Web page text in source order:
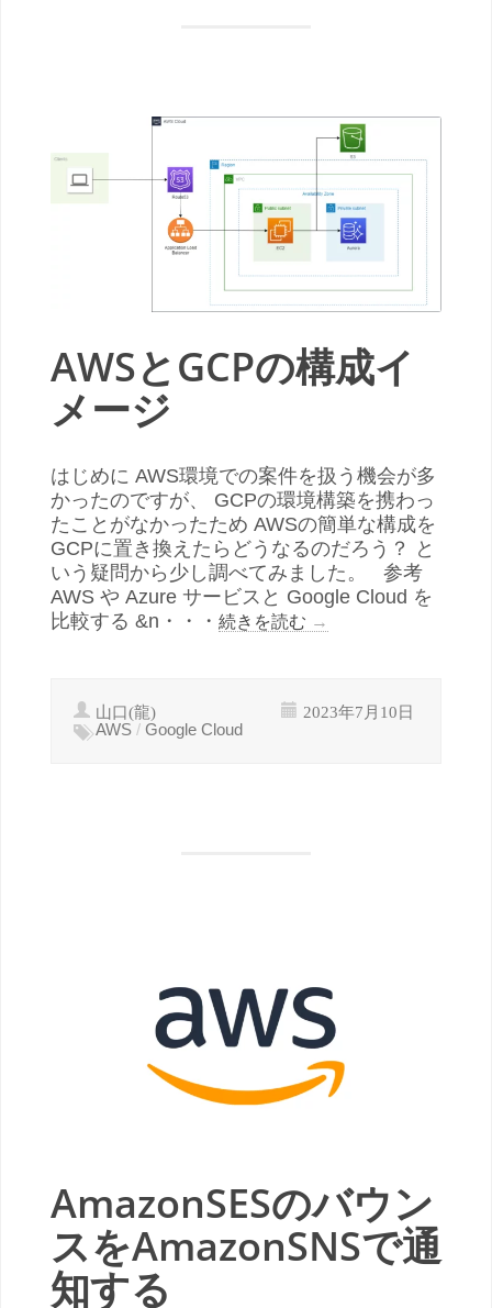
AWSとGCPの構成イ
メージ
はじめに AWS環境での案件を扱う機会が多
かったのですが、 GCPの環境構築を携わっ
たことがなかったため AWSの簡単な構成を
GCPに置き換えたらどうなるのだろう？ と
いう疑問から少し調べてみました。 参考
AWS や Azure サービスと Google Cloud を
比較する &n・・・ 続きを読む →
山口(龍) 2023年7月10日
AWS / Google Cloud
AmazonSESのバウン
スをAmazonSNSで通
知する